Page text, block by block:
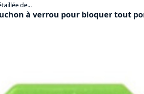
de...
à verrou pour bloquer tout